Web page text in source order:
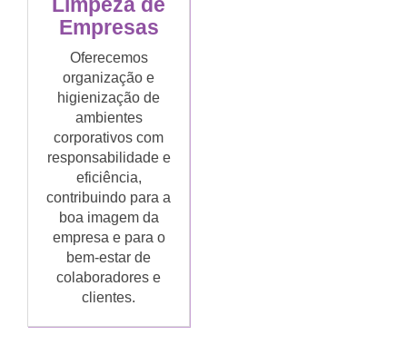
Empresas
Oferecemos
organização e
higienização de
ambientes
corporativos com
responsabilidade e
eficiência,
contribuindo para a
boa imagem da
empresa e para o
bem-estar de
colaboradores e
clientes.